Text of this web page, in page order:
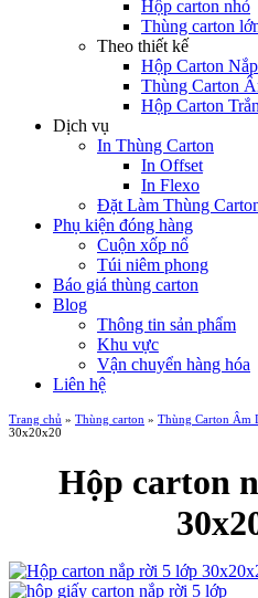
Hộp carton nhỏ
Thùng carton
Theo thiết kế
Hộp Carton
Thùng Carton
Hộp Carton
Dịch vụ
In Thùng Carton
In Offset
In Flexo
Đặt Làm Thùng
Phụ kiện đóng hàng
Cuộn xốp nổ
Túi niêm phong
Báo giá thùng carton
Blog
Thông tin sản phẩm
Khu vực
Vận chuyển hàng hóa
Liên hệ
Trang chủ » Thùng carton » Thùng Carton Âm
30x20x20
Hộp carton